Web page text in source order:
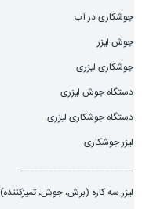
جوشکاری در آب
جوش لیزر
جوشکاری لیزری
دستگاه جوش لیزری
دستگاه جوشکاری لیزری
لیزر جوشکاری
________________________
لیزر سه کاره (برش، جوش، تميزكننده)